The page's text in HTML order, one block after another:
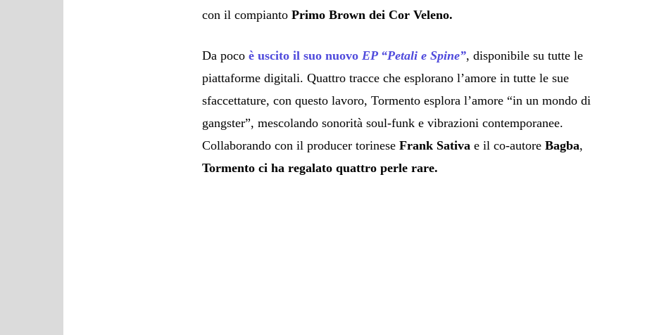
con il compiantoPrimo Brown dei Cor Veleno.
Da pocoè uscito il suo nuovo EP “Petali e Spine”, disponibile su tutte le
piattaforme digitali. Quattro tracce che esplorano l’amore in tutte le sue
sfaccettature, con questo lavoro, Tormento esplora l’amore “in un mondo di
gangster”, mescolando sonorità soul-funk e vibrazioni contemporanee.
Collaborando con il producer torineseFrank Sativa e il co-autoreBagba,
Tormento ci ha regalato quattro perle rare.